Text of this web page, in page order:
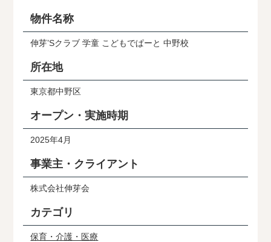
物件名称
伸芽’Sクラブ 学童 こどもでぱーと 中野校
所在地
東京都中野区
オープン・実施時期
2025年4月
事業主・クライアント
株式会社伸芽会
カテゴリ
保育・介護・医療